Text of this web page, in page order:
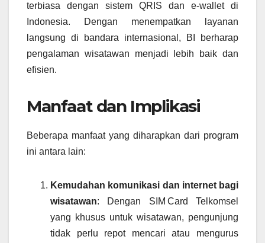
terbiasa dengan sistem QRIS dan e‑wallet di
Indonesia. Dengan menempatkan layanan
langsung di bandara internasional, BI berharap
pengalaman wisatawan menjadi lebih baik dan
efisien.
Manfaat dan Implikasi
Beberapa manfaat yang diharapkan dari program
ini antara lain:
Kemudahan komunikasi dan internet bagi
wisatawan: Dengan SIM Card Telkomsel
yang khusus untuk wisatawan, pengunjung
tidak perlu repot mencari atau mengurus